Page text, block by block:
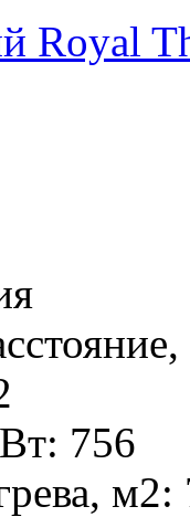
Royal
756
м2: